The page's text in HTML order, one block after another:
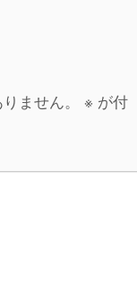
ません。 ※ が付